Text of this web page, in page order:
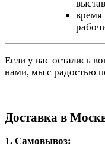
время
Если у вас остались
нами, мы с радостью
Доставка в
1. Самовывоз: